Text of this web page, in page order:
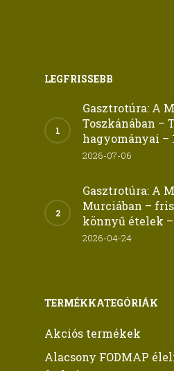
LEGFRISSEBB
Gasztrotúra: A
Toszkánában –
hagyományai –
2026-07-06
Gasztrotúra: A
Murciában –
könnyű ételek –
2026-04-24
TERMÉKKATEGÓRIÁK
Akciós termékek
Alacsony FODMAP